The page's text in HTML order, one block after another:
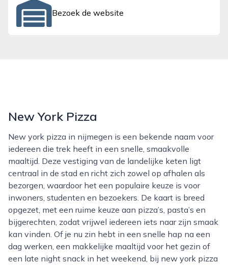
Bezoek de website
New York Pizza
New york pizza in nijmegen is een bekende naam voor
iedereen die trek heeft in een snelle, smaakvolle
maaltijd. Deze vestiging van de landelijke keten ligt
centraal in de stad en richt zich zowel op afhalen als
bezorgen, waardoor het een populaire keuze is voor
inwoners, studenten en bezoekers. De kaart is breed
opgezet, met een ruime keuze aan pizza’s, pasta’s en
bijgerechten, zodat vrijwel iedereen iets naar zijn smaak
kan vinden. Of je nu zin hebt in een snelle hap na een
dag werken, een makkelijke maaltijd voor het gezin of
een late night snack in het weekend, bij new york pizza